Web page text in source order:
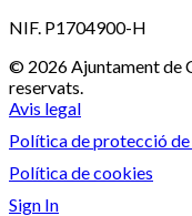
NIF. P1704900-H
© 2026 Ajuntament de
reservats.
Avis legal
Política de protecció de
Política de cookies
Sign In